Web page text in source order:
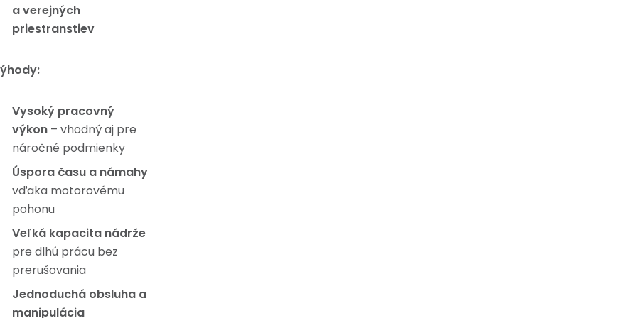
a verejných
priestranstiev
Vysoký pracovný
výkon – vhodný aj pre
náročné podmienky
Úspora času a námahy
vďaka motorovému
pohonu
Veľká kapacita nádrže
pre dlhú prácu bez
prerušovania
Jednoduchá obsluha a
manipulácia